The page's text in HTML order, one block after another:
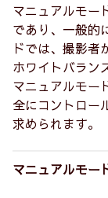
マニュアルモー
であり、一般的
ドでは、撮影者
ホワイトバラン
マニュアルモー
全にコントロー
求められます。
マニュアルモー